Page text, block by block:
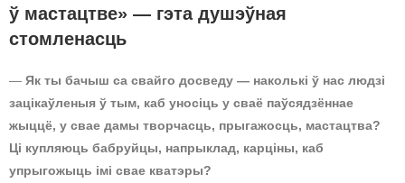
ў мастацтве» — гэта душэўная
стомленасць
— Як ты бачыш са свайго досведу — наколькі ў нас людзі
зацікаўленыя ў тым, каб уносіць у сваё паўсядзённае
жыццё, у свае дамы творчасць, прыгажосць, мастацтва?
Ці купляюць бабруйцы, напрыклад, карціны, каб
упрыгожыць імі свае кватэры?